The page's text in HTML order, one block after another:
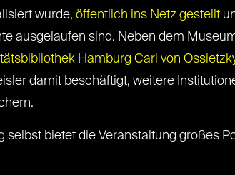
wurde, öffentlich ins Netz gestellt
ausgelaufen sind. Neben dem
Hamburg Carl von
damit beschäftigt, weitere
selbst bietet die Veranstaltung großes